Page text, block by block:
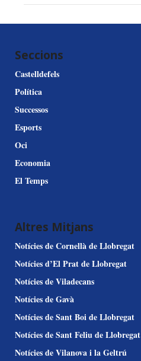
Seccions
Castelldefels
Política
Successos
Esports
Oci
Economia
El Temps
Altres Mitjans
Notícies de Cornellà de Llobregat
Notícies d’El Prat de Llobregat
Notícies de Viladecans
Notícies de Gavà
Notícies de Sant Boi de Llobregat
Notícies de Sant Feliu de Llobregat
Notícies de Vilanova i la Geltrú